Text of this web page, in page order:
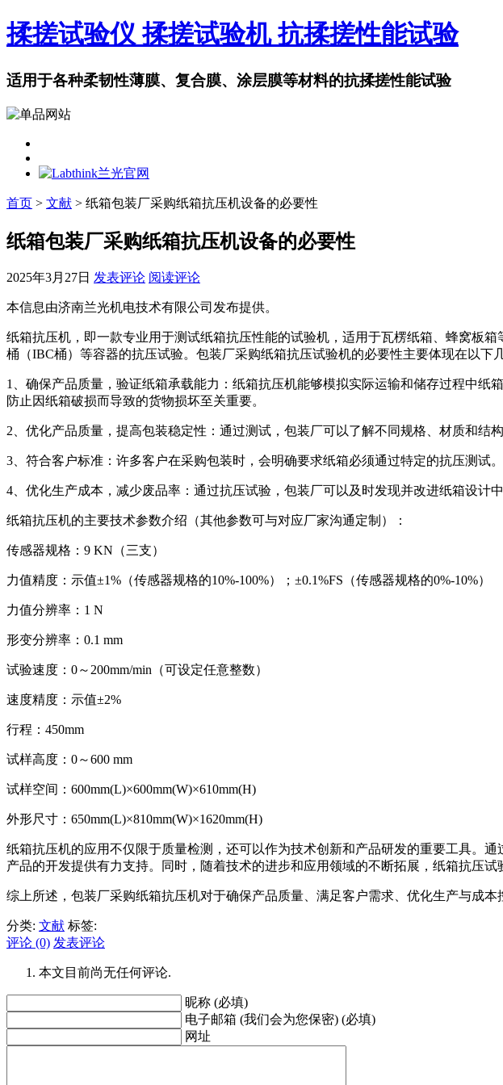
揉搓试验仪 揉搓试验机 抗揉搓性能试验
适用于各种柔韧性薄膜、复合膜、涂层膜等材料的抗揉搓性能试验
首页 > 文献 > 纸箱包装厂采购纸箱抗压机设备的必要性
纸箱包装厂采购纸箱抗压机设备的必要性
2025年3月27日 发表评论 阅读评论
本信息由济南兰光机电技术有限公司发布提供。
纸箱抗压机，即一款专业用于测试纸箱抗压性能的试验机，适用于瓦楞纸箱、蜂窝板
桶（IBC桶）等容器的抗压试验。包装厂采购纸箱抗压试验机的必要性主要体现在以下
1、确保产品质量，验证纸箱承载能力：纸箱抗压机能够模拟实际运输和储存过程中
防止因纸箱破损而导致的货物损坏至关重要。
2、优化产品质量，提高包装稳定性：通过测试，包装厂可以了解不同规格、材质和结
3、符合客户标准：许多客户在采购包装时，会明确要求纸箱必须通过特定的抗压测试
4、优化生产成本，减少废品率：通过抗压试验，包装厂可以及时发现并改进纸箱设计
纸箱抗压机的主要技术参数介绍（其他参数可与对应厂家沟通定制）：
传感器规格：9 KN（三支）
力值精度：示值±1%（传感器规格的10%-100%）；±0.1%FS（传感器规格的0%-10%）
力值分辨率：1 N
形变分辨率：0.1 mm
试验速度：0～200mm/min（可设定任意整数）
速度精度：示值±2%
行程：450mm
试样高度：0～600 mm
试样空间：600mm(L)×600mm(W)×610mm(H)
外形尺寸：650mm(L)×810mm(W)×1620mm(H)
纸箱抗压机的应用不仅限于质量检测，还可以作为技术创新和产品研发的重要工具。
产品的开发提供有力支持。同时，随着技术的进步和应用领域的不断拓展，纸箱抗压
综上所述，包装厂采购纸箱抗压机对于确保产品质量、满足客户需求、优化生产与成
分类: 文献 标签:
评论 (0) 发表评论
本文目前尚无任何评论.
昵称 (必填)
电子邮箱 (我们会为您保密) (必填)
网址